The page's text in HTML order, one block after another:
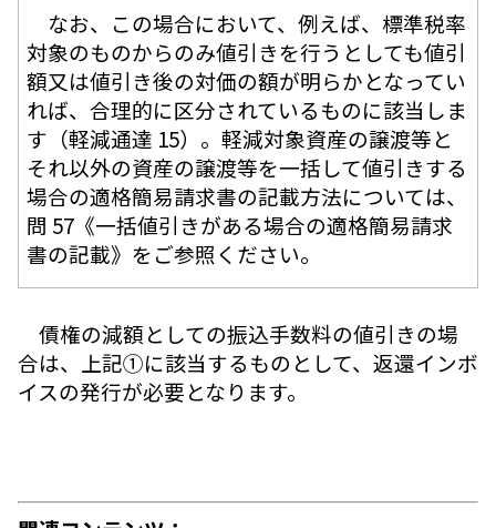
なお、この場合において、例えば、標準税率
対象のものからのみ値引きを行うとしても値引
額又は値引き後の対価の額が明らかとなってい
れば、合理的に区分されているものに該当しま
す（軽減通達 15）。軽減対象資産の譲渡等と
それ以外の資産の譲渡等を一括して値引きする
場合の適格簡易請求書の記載方法については、
問 57《一括値引きがある場合の適格簡易請求
書の記載》をご参照ください。
債権の減額としての振込手数料の値引きの場
合は、上記①に該当するものとして、返還インボ
イスの発行が必要となります。